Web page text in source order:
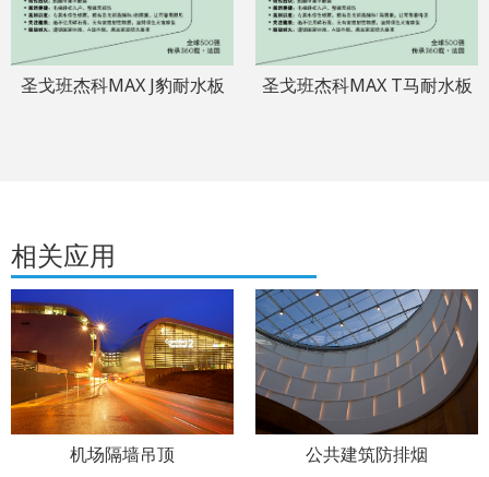
圣戈班杰科MAX J豹耐水板 圣戈班杰科MAX T马耐水板
相关应用
机场隔墙吊顶 公共建筑防排烟